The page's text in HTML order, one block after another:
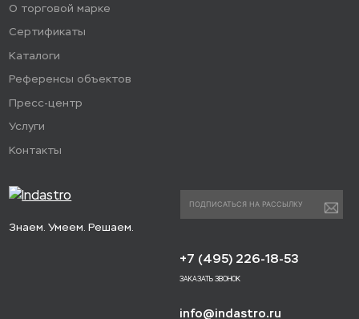
Знаем. Умеем. Решаем.
О торговой марке
Сертификаты
Каталоги
Референсы объектов
Пресс-центр
Услуги
Контакты
+7 (495) 226-18-53
ЗАКАЗАТЬ ЗВОНОК
info@indastro.ru